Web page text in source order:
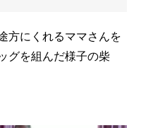
方にくれるママさんを
グを組んだ様子の柴